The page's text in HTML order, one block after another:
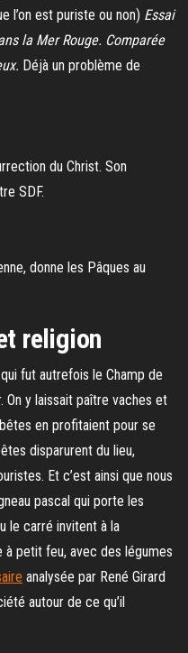
l’on est puriste ou non) Essai
la Mer Rouge. Comparée
Déjà un problème de
du Christ. Son
SDF.
donne les Pâques au
religion
fut autrefois le Champ de
On y laissait paître vaches et
en profitaient pour se
disparurent du lieu,
Et c’est ainsi que nous
pascal qui porte les
le carré invitent à la
à petit feu, avec des légumes
analysée par René Girard
autour de ce qu’il